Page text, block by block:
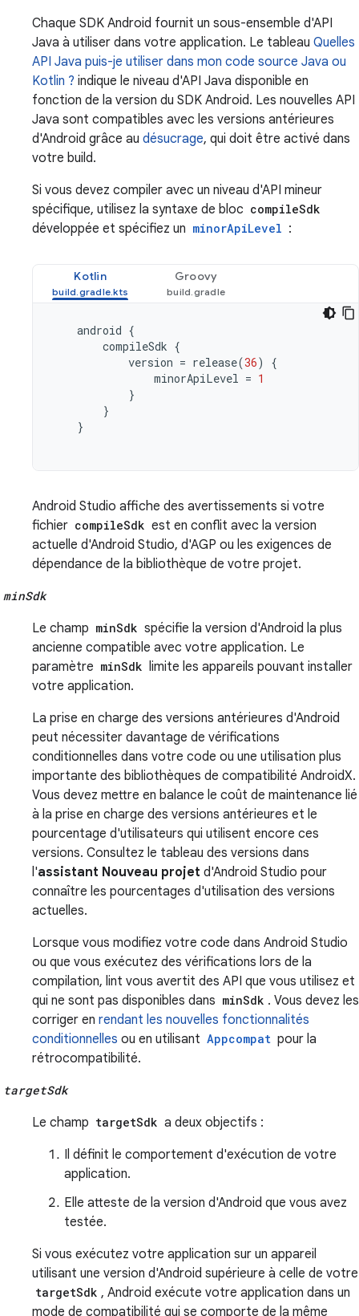
Chaque SDK Android fournit un sous-ensemble d'API
Java à utiliser dans votre application. Le tableau Quelles
API Java puis-je utiliser dans mon code source Java ou
Kotlin ? indique le niveau d'API Java disponible en
fonction de la version du SDK Android. Les nouvelles API
Java sont compatibles avec les versions antérieures
d'Android grâce au désucrage, qui doit être activé dans
votre build.
Si vous devez compiler avec un niveau d'API mineur
spécifique, utilisez la syntaxe de bloc compileSdk
développée et spécifiez un minorApiLevel :
Kotlin Groovy
android {
compileSdk {
version = release(36)
{
minorApiLevel = 1
}
}
}
Android Studio affiche des avertissements si votre
fichier compileSdk est en conflit avec la version
actuelle d'Android Studio, d'AGP ou les exigences de
dépendance de la bibliothèque de votre projet.
minSdk
Le champ minSdk spécifie la version d'Android la plus
ancienne compatible avec votre application. Le
paramètre minSdk
limite les appareils pouvant installer
votre application.
La prise en charge des versions antérieures d'Android
peut nécessiter davantage de vérifications
conditionnelles dans votre code ou une utilisation plus
importante des bibliothèques de compatibilité AndroidX.
Vous devez mettre en balance le coût de maintenance lié
à la prise en charge des versions antérieures et le
pourcentage d'utilisateurs qui utilisent encore ces
versions. Consultez le tableau des versions dans
l'assistant Nouveau projet d'Android Studio pour
connaître les pourcentages d'utilisation des versions
actuelles.
Lorsque vous modifiez votre code dans Android Studio
ou que vous exécutez des vérifications lors de la
compilation, lint vous avertit des API que vous utilisez et
qui ne sont pas disponibles dans minSdk . Vous devez les
corriger en rendant les nouvelles fonctionnalités
conditionnelles ou en utilisant Appcompat pour la
rétrocompatibilité.
targetSdk
Le champ targetSdk a deux objectifs :
Il définit le comportement d'exécution de votre
application.
Elle atteste de la version d'Android que vous avez
testée.
Si vous exécutez votre application sur un appareil
utilisant une version d'Android supérieure à celle de votre
targetSdk , Android exécute votre application dans un
mode de compatibilité qui se comporte de la même